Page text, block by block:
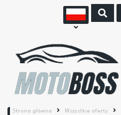
Strona główna Wszystkie oferty